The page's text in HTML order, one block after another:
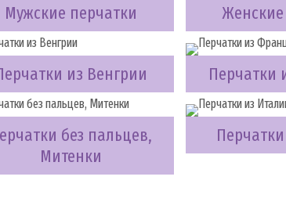
Мужские перчатки
из Венгрии Перчатки
без пальцев,
Митенки